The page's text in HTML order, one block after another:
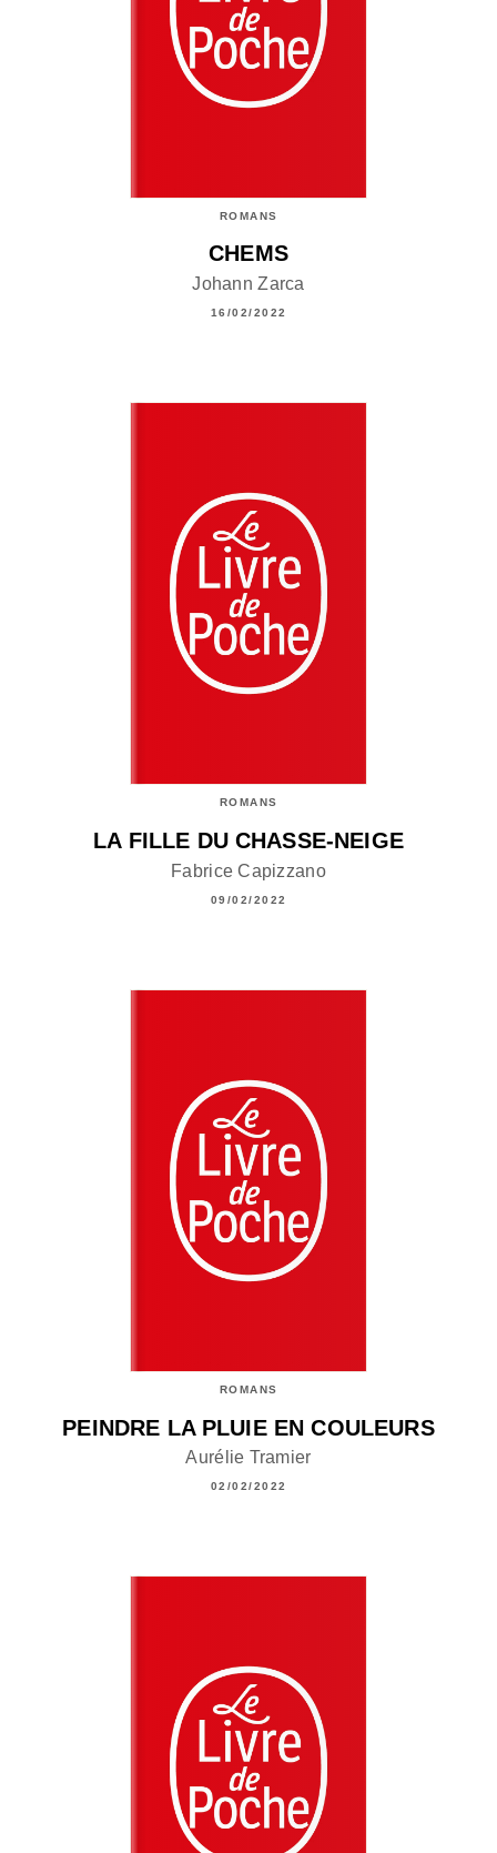
ROMANS
CHEMS
Johann Zarca
16/02/2022
ROMANS
LA FILLE DU CHASSE-NEIGE
Fabrice Capizzano
09/02/2022
ROMANS
PEINDRE LA PLUIE EN COULEURS
Aurélie Tramier
02/02/2022